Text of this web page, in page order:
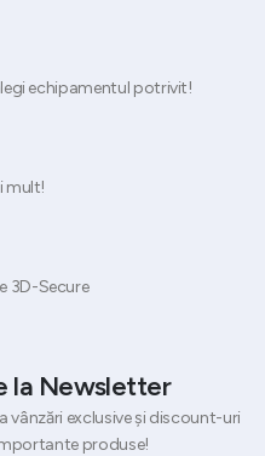
echipamentul potrivit!
mult!
3D-Secure
la Newsletter
vânzări exclusive și discount-uri
produse!